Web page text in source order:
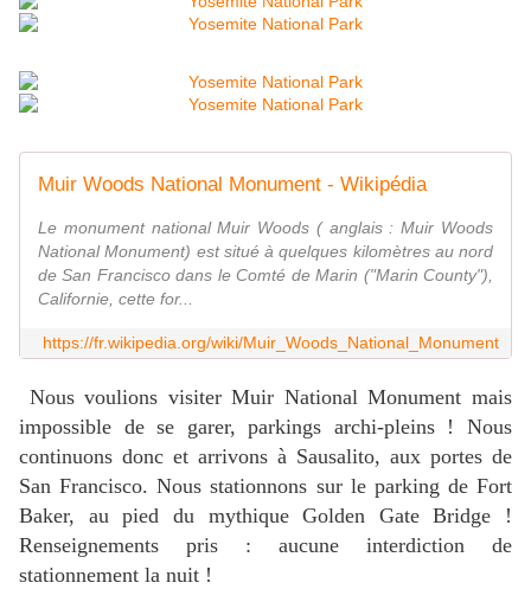
Muir Woods National Monument - Wikipédia
Le monument national Muir Woods ( anglais : Muir Woods
National Monument) est situé à quelques kilomètres au nord
de San Francisco dans le Comté de Marin ("Marin County"),
Californie, cette for...
https://fr.wikipedia.org/wiki/Muir_Woods_National_Monument
Nous voulions visiter Muir National Monument mais
impossible de se garer, parkings archi-pleins ! Nous
continuons donc et arrivons à Sausalito, aux portes de
San Francisco. Nous stationnons sur le parking de Fort
Baker, au pied du mythique Golden Gate Bridge !
Renseignements pris : aucune interdiction de
stationnement la nuit !